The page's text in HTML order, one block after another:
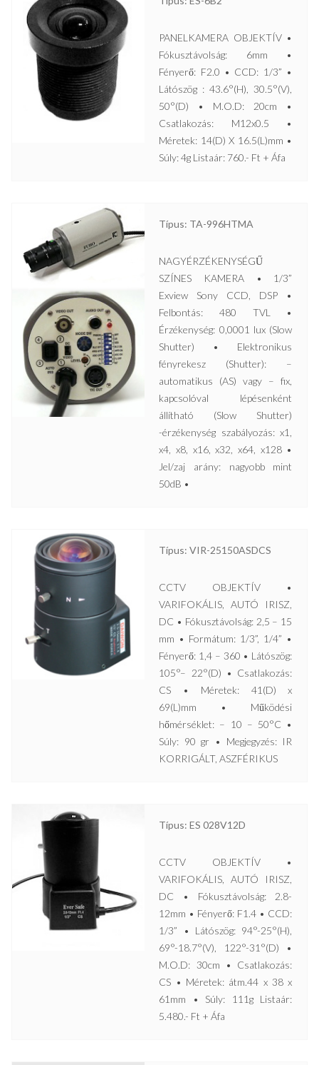
PANELKAMERA OBJEKTÍV •
Fókusztávolság: 6mm •
Fényerő: F2.0 • CCD: 1/3” •
Látószög : 43.6°(H), 30.5°(V),
50°(D) • M.O.D: 20cm •
Csatlakozás: M12x0.5 •
Méretek: 14(D) X 16.5(L)mm •
Súly: 4g Listaár: 760.- Ft + Áfa
Típus: TA-996HTMA
NAGYÉRZÉKENYSÉGŰ
SZÍNES KAMERA • 1/3”
Exview Sony CCD, DSP •
Felbontás: 480 TVL •
Érzékenység: 0,0001 lux (Slow
Shutter) • Elektronikus
fényrekesz (Shutter): –
automatikus (AS) vagy – fix,
kapcsolóval lépésenként
állítható (Slow Shutter)
-érzékenység szabályozás: x1,
x4, x8, x16, x32, x64, x128 •
Jel/zaj arány: nagyobb mint
50dB •
Típus: VIR-25150ASDCS
CCTV OBJEKTÍV •
VARIFOKÁLIS, AUTÓ IRISZ,
DC • Fókusztávolság: 2,5 – 15
mm • Formátum: 1/3”, 1/4” •
Fényerő: 1,4 – 360 • Látószög:
105°– 22°(D) • Csatlakozás:
CS • Méretek: 41(D) x
69(L)mm • Működési
hőmérséklet: – 10 – 50°C •
Súly: 90 gr • Megjegyzés: IR
KORRIGÁLT, ASZFÉRIKUS
Típus: ES 028V12D
CCTV OBJEKTÍV •
VARIFOKÁLIS, AUTÓ IRISZ,
DC • Fókusztávolság: 2.8-
12mm • Fényerő: F1.4 • CCD:
1/3” • Látószög: 94°-25°(H),
69°-18.7°(V), 122°-31°(D) •
M.O.D: 30cm • Csatlakozás:
CS • Méretek: átm.44 x 38 x
61mm • Súly: 111g Listaár:
5.480.- Ft + Áfa